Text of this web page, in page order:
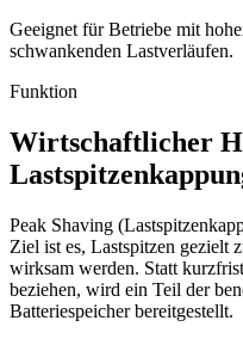
Geeignet für Betriebe mit
schwankenden Lastverläufen.
Funktion
Wirtschaftlicher
Peak Shaving
Ziel ist es, Lastspitzen gezielt
wirksam werden. Statt
beziehen, wird ein Teil der
Batteriespeicher bereitgestellt.